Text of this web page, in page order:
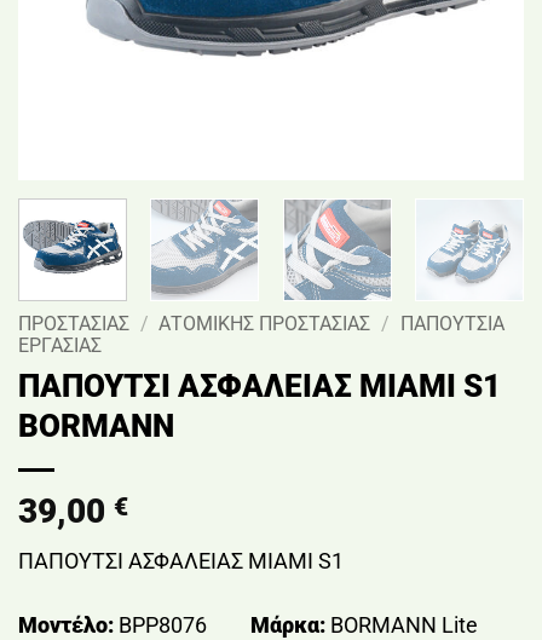
ΠΡΟΣΤΑΣΙΑΣ / ΑΤΟΜΙΚΗΣ ΠΡΟΣΤΑΣΙΑΣ / ΠΑΠΟΥΤΣΙΑ
ΕΡΓΑΣΙΑΣ
ΠΑΠΟΥΤΣΙ ΑΣΦΑΛΕΙΑΣ MIAMI S1
BORMANN
39,00 €
ΠΑΠΟΥΤΣΙ ΑΣΦΑΛΕΙΑΣ MIAMI S1
Μοντέλο: BPP8076 Μάρκα: BORMANN Lite